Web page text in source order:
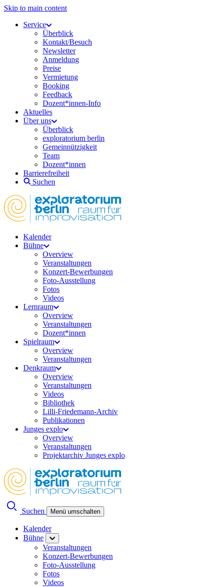
Skip to main content
Service
Überblick
Kontakt/Besuch
Newsletter
Anmeldung
Preise
Vermietung
Booking
Feedback
Dozent*innen-Info
Aktuelles
Über uns
Überblick
exploratorium berlin
Gemeinnützigkeit
Team
Dozent*innen
Barrierefreiheit
Suchen
Kalender
Bühne
Overview
Veranstaltungen
Konzert-Bewerbungen
Foto-Ausstellung
Fotos
Videos
Lernraum
Overview
Veranstaltungen
Dozent*innen
Spielraum
Overview
Veranstaltungen
Denkraum
Overview
Veranstaltungen
Videos
Bibliothek
Lilli-Friedemann-Archiv
Publikationen
Junges explo
Overview
Veranstaltungen
Projektarchiv Junges explo
Suchen Menü umschalten
Kalender
Bühne
Veranstaltungen
Konzert-Bewerbungen
Foto-Ausstellung
Fotos
Videos